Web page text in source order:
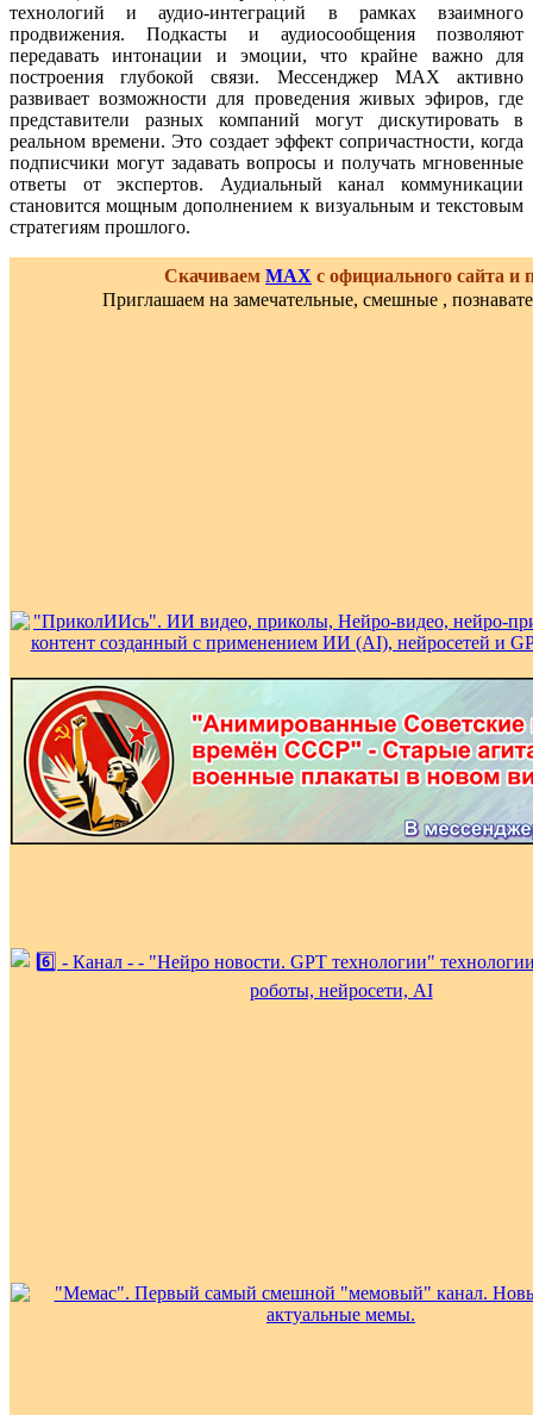
технологий и аудио-интеграций в рамках взаимного
продвижения. Подкасты и аудиосообщения позволяют
передавать интонации и эмоции, что крайне важно для
построения глубокой связи. Мессенджер MAX активно
развивает возможности для проведения живых эфиров, где
представители разных компаний могут дискутировать в
реальном времени. Это создает эффект сопричастности, когда
подписчики могут задавать вопросы и получать мгновенные
ответы от экспертов. Аудиальный канал коммуникации
становится мощным дополнением к визуальным и текстовым
стратегиям прошлого.
Скачиваем MAX с официального сайта
Приглашаем на замечательные, смешные ,